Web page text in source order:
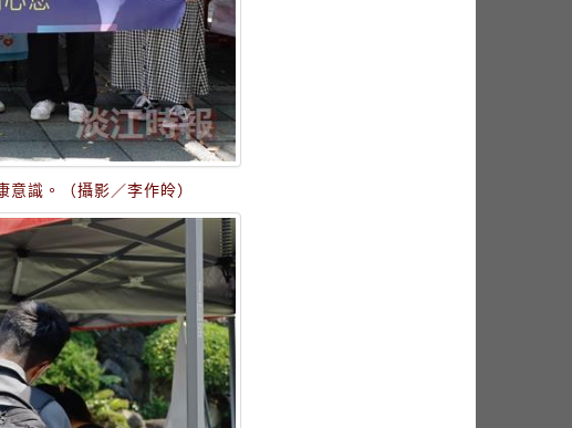
識。（攝影／李作皊）